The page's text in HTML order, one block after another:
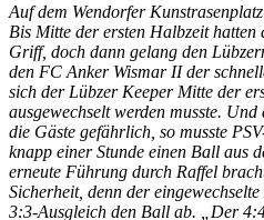
Auf dem Wendorfer
Bis Mitte der ersten Halbzeit hatten
Griff, doch dann gelang den
den FC Anker Wismar II der
sich der Lübzer Keeper Mitte der
ausgewechselt werden musste.
die Gäste gefährlich, so musste
knapp einer Stunde einen Ball aus
erneute Führung durch Raffel
Sicherheit, denn der
3:3-Ausgleich den Ball ab. „Der